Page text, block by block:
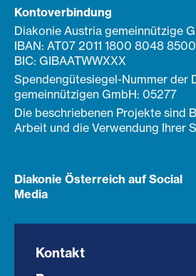
Kontoverbindung
Diakonie Austria gemeinnützige
IBAN: AT07 2011 1800 8048 8500
BIC: GIBAATWWXXX
Spendengütesiegel-Nummer der
gemeinnützigen GmbH: 05277
Die beschriebenen Projekte sind
Arbeit und die Verwendung Ihrer
Diakonie Österreich auf Social
Media
Kontakt